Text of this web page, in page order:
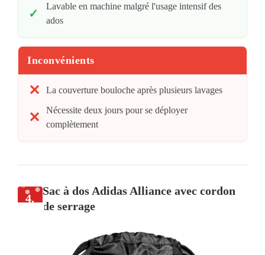
Lavable en machine malgré l'usage intensif des
ados
Inconvénients
La couverture bouloche après plusieurs lavages
Nécessite deux jours pour se déployer
complètement
4.
Sac à dos Adidas Alliance avec cordon
de serrage